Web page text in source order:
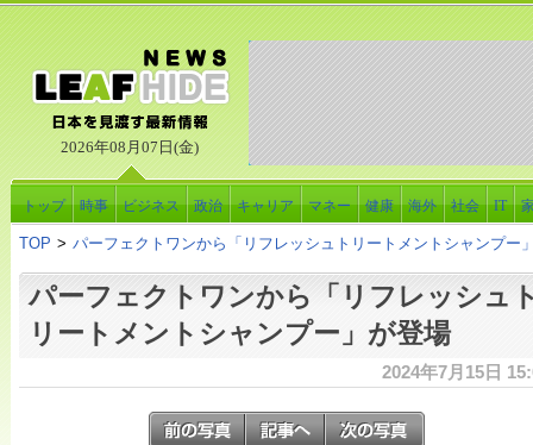
2026年08月07日(金)
トップ 時事 ビジネス 政治 キャリア マネー 健康 海外 社会 IT
TOP > パーフェクトワンから「リフレッシュトリートメントシャンプー
パーフェクトワンから「リフレッシュ
リートメントシャンプー」が登場
2024年7月15日